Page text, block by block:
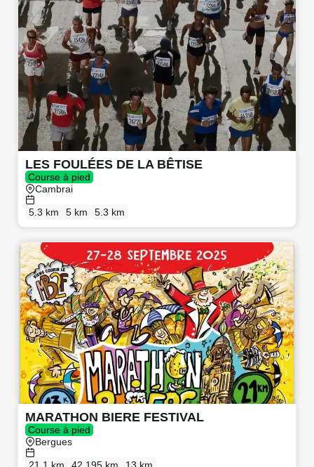
LES FOULÉES DE LA BÊTISE
Course à pied
Cambrai
5.3 km 5 km 5.3 km
MARATHON BIERE FESTIVAL
Course à pied
Bergues